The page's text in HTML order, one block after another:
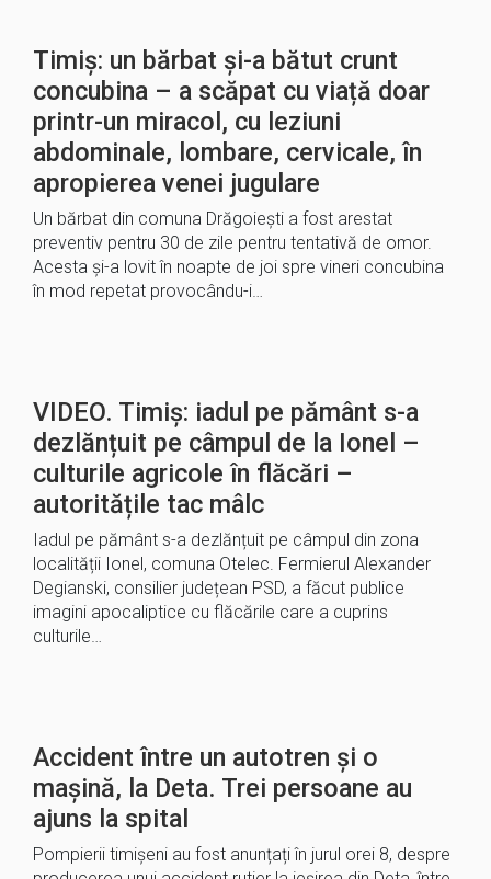
Timiș: un bărbat și-a bătut crunt
concubina – a scăpat cu viață doar
printr-un miracol, cu leziuni
abdominale, lombare, cervicale, în
apropierea venei jugulare
Un bărbat din comuna Drăgoiești a fost arestat
preventiv pentru 30 de zile pentru tentativă de omor.
Acesta și-a lovit în noapte de joi spre vineri concubina
în mod repetat provocându-i…
VIDEO. Timiș: iadul pe pământ s-a
dezlănțuit pe câmpul de la Ionel –
culturile agricole în flăcări –
autoritățile tac mâlc
Iadul pe pământ s-a dezlănțuit pe câmpul din zona
localității Ionel, comuna Otelec. Fermierul Alexander
Degianski, consilier județean PSD, a făcut publice
imagini apocaliptice cu flăcările care a cuprins
culturile…
Accident între un autotren și o
mașină, la Deta. Trei persoane au
ajuns la spital
Pompierii timișeni au fost anunțați în jurul orei 8, despre